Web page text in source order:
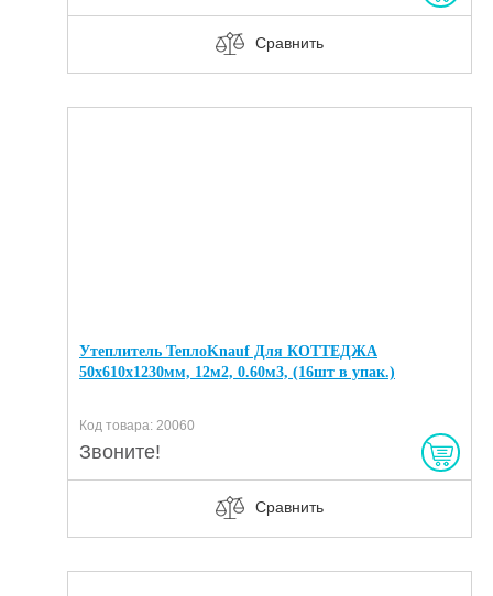
Сравнить
Утеплитель ТеплоKnauf Для КОТТЕДЖА
50х610х1230мм, 12м2, 0.60м3, (16шт в упак.)
Код товара: 20060
Звоните!
Сравнить